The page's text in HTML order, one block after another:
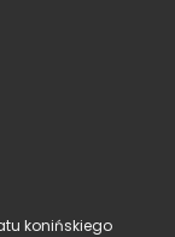
konińskiego